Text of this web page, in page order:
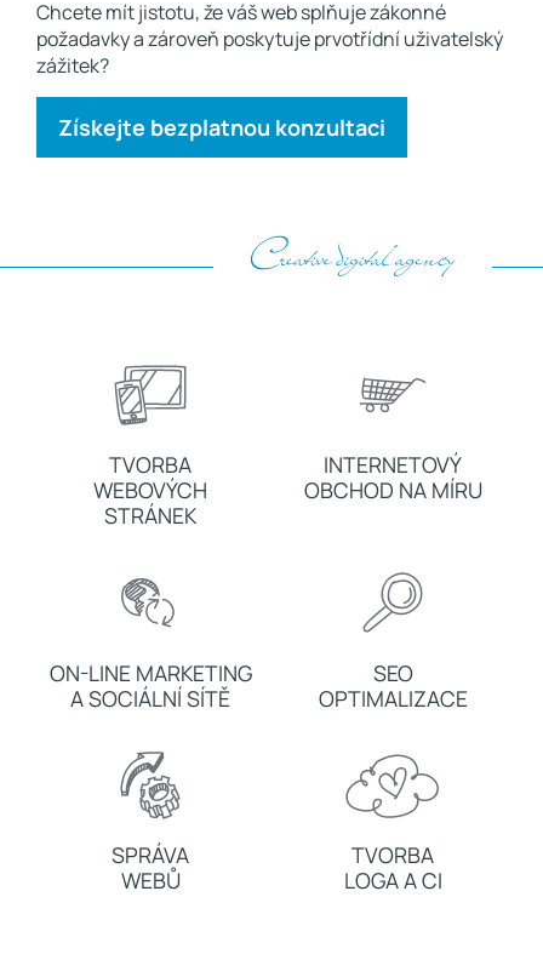
Chcete mít jistotu, že váš web splňuje zákonné
požadavky a zároveň poskytuje prvotřídní uživatelský
zážitek?
Získejte bezplatnou konzultaci
TVORBA
WEBOVÝCH
STRÁNEK
INTERNETOVÝ
OBCHOD NA MÍRU
ON-LINE MARKETING
A SOCIÁLNÍ SÍTĚ
SEO
OPTIMALIZACE
SPRÁVA
WEBŮ
TVORBA
LOGA A CI